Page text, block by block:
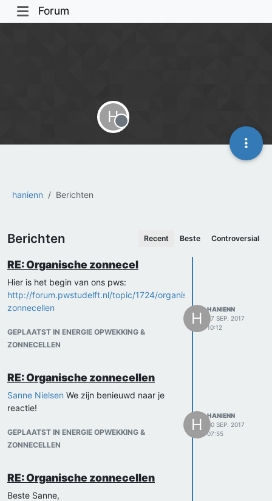
Forum
hanienn Berichten
H
Offline
Berichten Recent Beste Controversial
RE: Organische zonnecel
Hier is het begin van ons pws:
http://forum.pwstudelft.nl/topic/1724/organische-
zonnecellen
GEPLAATST IN ENERGIE OPWEKKING &
ZONNECELLEN
H
HANIENN
27 SEP. 2017
10:12
RE: Organische zonnecellen
Sanne Nielsen We zijn benieuwd naar je
reactie!
GEPLAATST IN ENERGIE OPWEKKING &
ZONNECELLEN
H
HANIENN
20 SEP. 2017
07:55
RE: Organische zonnecellen
Beste Sanne,